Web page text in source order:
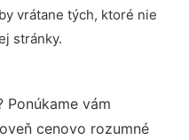
vrátane tých, ktoré nie
stránky.
Ponúkame vám
cenovo rozumné